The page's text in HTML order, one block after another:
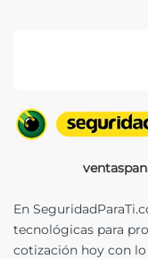
En
tecnológicas para
cotización hoy con